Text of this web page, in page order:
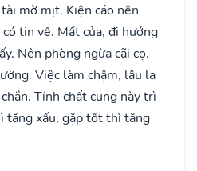
mờ mịt. Kiện cáo nên
tin về. Mất của, đi hướng
Nên phòng ngừa cãi cọ.
Việc làm chậm, lâu la
Tính chất cung này trì
tăng xấu, gặp tốt thì tăng